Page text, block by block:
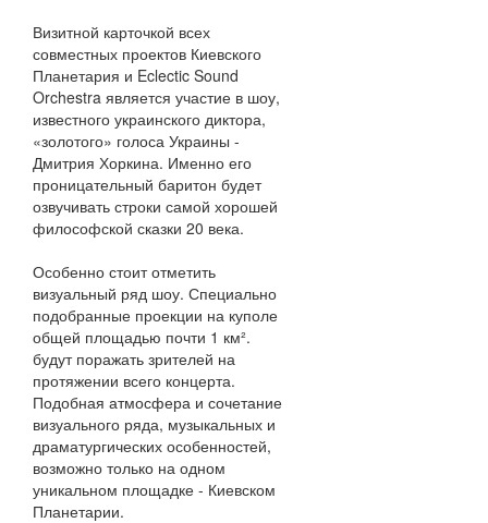
Визитной карточкой всех
совместных проектов Киевского
Планетария и Eclectic Sound
Orchestra является участие в шоу,
известного украинского диктора,
«золотого» голоса Украины -
Дмитрия Хоркина. Именно его
проницательный баритон будет
озвучивать строки самой хорошей
философской сказки 20 века.
Особенно стоит отметить
визуальный ряд шоу. Специально
подобранные проекции на куполе
общей площадью почти 1 км².
будут поражать зрителей на
протяжении всего концерта.
Подобная атмосфера и сочетание
визуального ряда, музыкальных и
драматургических особенностей,
возможно только на одном
уникальном площадке - Киевском
Планетарии.